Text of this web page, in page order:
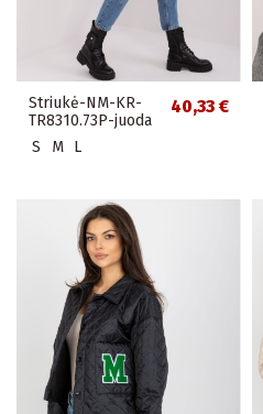
Striukė-NM-KR-
TR8310.73P-juoda
40,33 €
S M L